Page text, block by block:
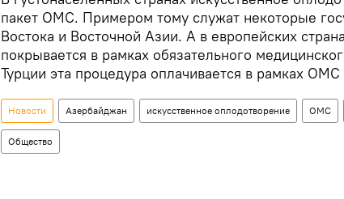
пакет ОМС. Примером тому служат некоторые
Востока и Восточной Азии. А в европейских
покрывается в рамках обязательного
Турции эта процедура оплачивается в рамках
Новости Азербайджан искусственное оплодотворение ОМС
Общество